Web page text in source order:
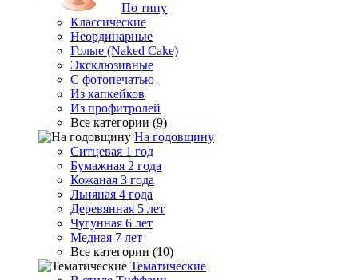
По типу
Классические
Неординарные
Голые (Naked Cake)
Эксклюзивные
С фотопечатью
Из капкейков
Из профитролей
Все категории (9)
На годовщину
Ситцевая 1 год
Бумажная 2 года
Кожаная 3 года
Льняная 4 года
Деревянная 5 лет
Чугунная 6 лет
Медная 7 лет
Все категории (10)
Тематические